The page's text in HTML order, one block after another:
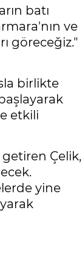
batı
ve
göreceğiz."
birlikte
etkili
Çelik,
yine